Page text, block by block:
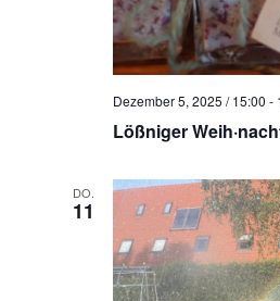
Lößniger
Dezember 5, 2025 / 15:00 -
DO.
11